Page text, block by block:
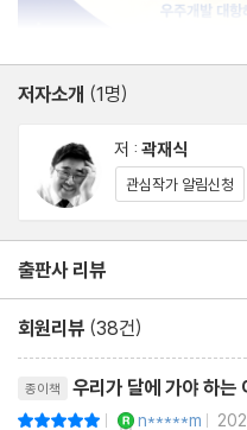
을 버무려 한 편의 이야기로
저자가 그렇게 얻어낸 해답
사 가이드다. 민간 기업이 로켓
우주개발의 신시대, 우리는
고 할까? 과학자, 지식인인
우리는 달에 간다. 그래서 우리
저자소개 (1명)
저 : 곽재식
관심작가 알림신청
출판사 리뷰
회원리뷰 (38건)
종이책 우리가 달에 가야 하는
| n*****m |